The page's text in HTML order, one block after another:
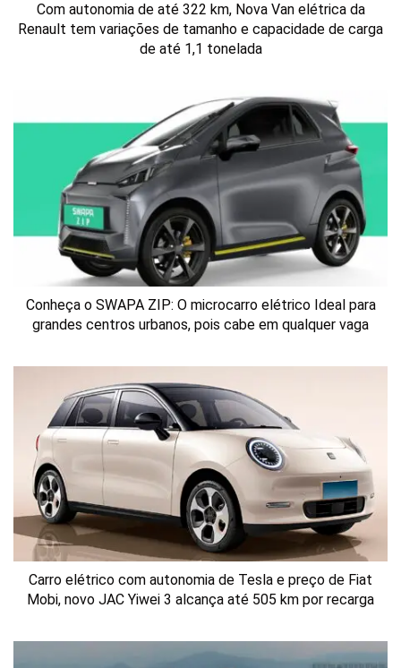
Com autonomia de até 322 km, Nova Van elétrica da
Renault tem variações de tamanho e capacidade de carga
de até 1,1 tonelada
Conheça o SWAPA ZIP: O microcarro elétrico Ideal para
grandes centros urbanos, pois cabe em qualquer vaga
Carro elétrico com autonomia de Tesla e preço de Fiat
Mobi, novo JAC Yiwei 3 alcança até 505 km por recarga